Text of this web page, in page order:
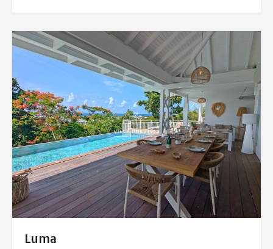
Luma